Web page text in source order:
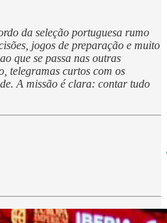
da seleção portuguesa rumo
jogos de preparação e muito
que se passa nas outras
telegramas curtos com os
A missão é clara: contar tudo